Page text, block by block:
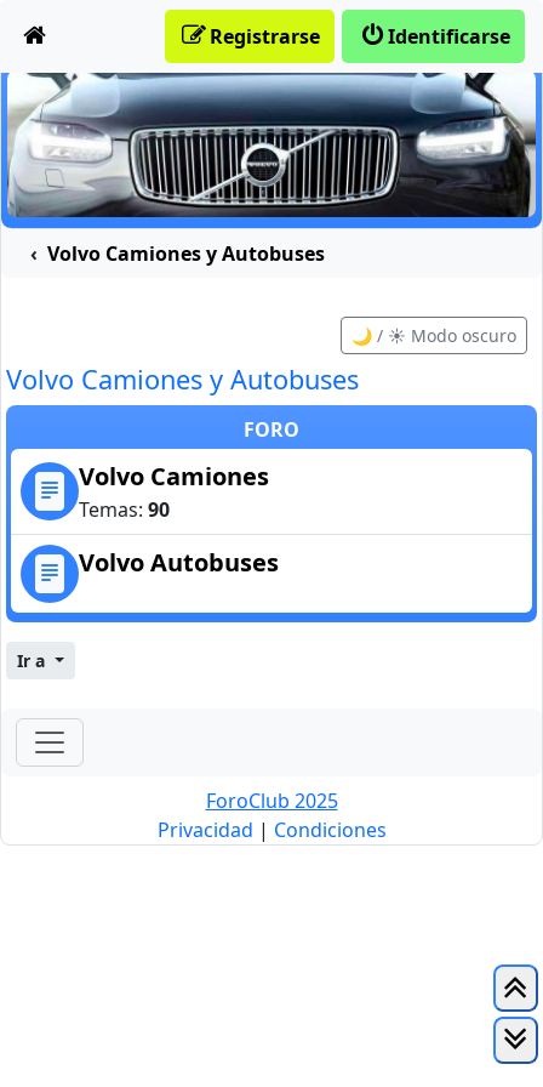
Identificarse
Registrarse
Volvo Camiones y Autobuses
🌙 / ☀️ Modo oscuro
Volvo Camiones y Autobuses
FORO
Volvo Camiones
Temas: 90
Volvo Autobuses
Ir a
ForoClub 2025
Privacidad | Condiciones